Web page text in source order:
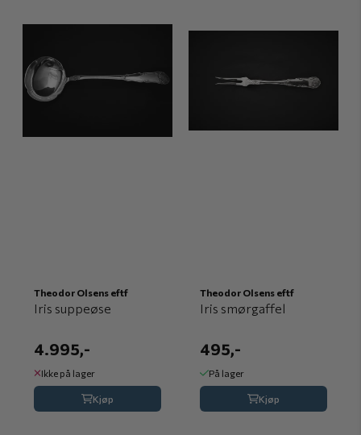
Theodor Olsens eftf
Iris suppeøse
4.995,-
Ikke på lager
Kjøp
Theodor Olsens eftf
Iris smørgaffel
495,-
På lager
Kjøp